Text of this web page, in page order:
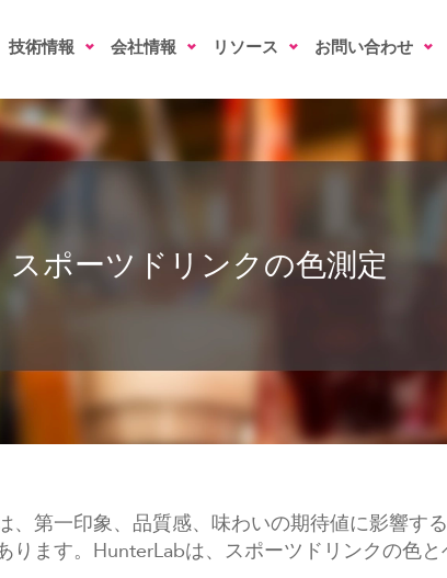
技術情報 会社情報 リソース お問い合わせ
スポーツドリンクの色測定
第一印象、品質感、味わいの期待値に影響す
ります。HunterLabは、スポーツドリンクの色